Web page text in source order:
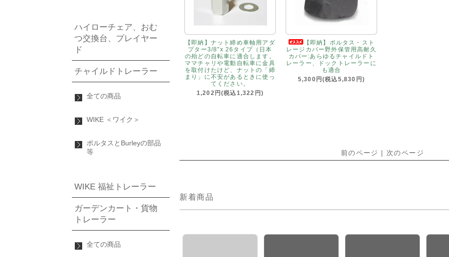
【即納】ナット締め車軸用アダ
プター3/8"x 26タイプ（日本
の殆どの自転車に適合します。
ママチャリや電動自転車に金具
を取付けたけど、ナットの「締
まり」に不安があるときに使っ
てください。
1,202円(税込1,322円)
【即納】ポルタス・スト
レージカバー野外保管用高耐久
カバー:あらゆるチャイルドト
レーラー、ドックトレーラーに
も適合
5,300円(税込5,830円)
前のページ | 次のページ
新着商品
ハイローチェア、おむ
つ交換台、プレイヤー
ド
チャイルドトレーラー
全ての商品
WIKE ＜ワイク＞
ポルタスとBurleyの部品
等
WIKE 福祉トレーラー
ガーデンカート・貨物
トレーラー
全ての商品